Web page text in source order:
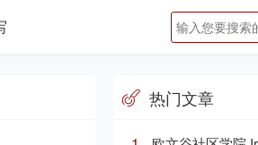
热门文章